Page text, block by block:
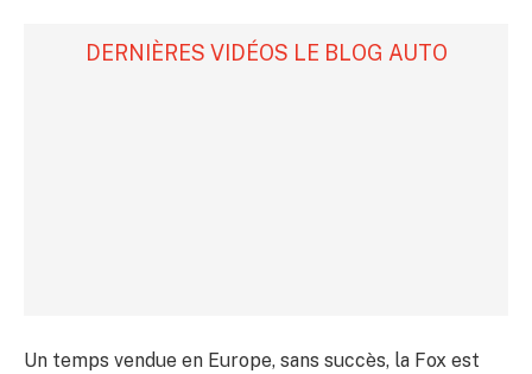
DERNIÈRES VIDÉOS LE BLOG AUTO
Un temps vendue en Europe, sans succès, la Fox est